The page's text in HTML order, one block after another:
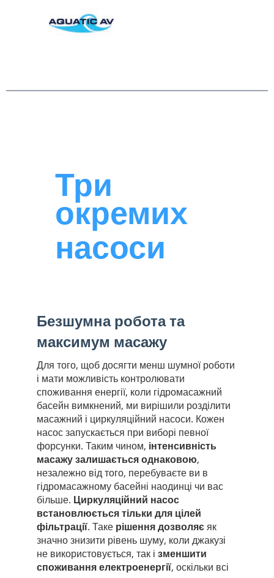
Три
окремих
насоси
Безшумна робота та
максимум масажу
Для того, щоб досягти менш шумної роботи
і мати можливість контролювати
споживання енергії, коли гідромасажний
басейн вимкнений, ми вирішили розділити
масажний і циркуляційний насоси. Кожен
насос запускається при виборі певної
форсунки. Таким чином, інтенсивність
масажу залишається однаковою,
незалежно від того, перебуваєте ви в
гідромасажному басейні наодинці чи вас
більше. Циркуляційний насос
встановлюється тільки для цілей
фільтрації. Таке рішення дозволяєяк
значно знизити рівень шуму, коли джакузі
не використовується, так і зменшити
споживання електроенергії, оскільки всі